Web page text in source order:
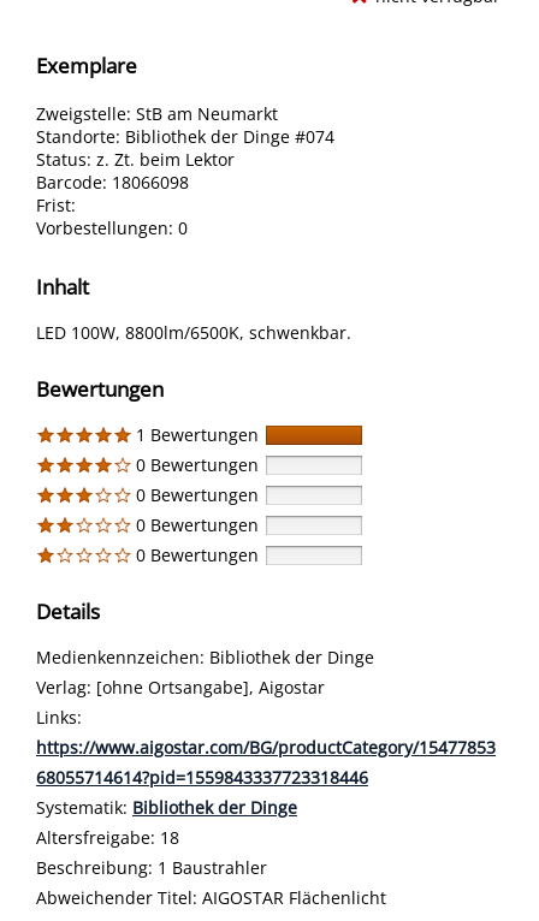
Exemplare
Zweigstelle: StB am Neumarkt
Standorte: Bibliothek der Dinge #074
Status: z. Zt. beim Lektor
Barcode: 18066098
Frist:
Vorbestellungen: 0
Inhalt
LED 100W, 8800lm/6500K, schwenkbar.
Bewertungen
1 Bewertungen
0 Bewertungen
0 Bewertungen
0 Bewertungen
0 Bewertungen
Details
Suche nach diesem Verfasser
Medienkennzeichen: Bibliothek der Dinge
Verlag: [ohne Ortsangabe], Aigostar
opens in new tab
Links:
https://www.aigostar.com/BG/productCategory/15477853
68055714614?pid=1559843337723318446
Systematik: Suche nach dieser Systematik
Bibliothek der Dinge
Suche nach diesem Interessenskreis
Altersfreigabe: 18
Beschreibung: 1 Baustrahler
Suche nach dieser Beteiligten Person
Abweichender Titel: AIGOSTAR Flächenlicht